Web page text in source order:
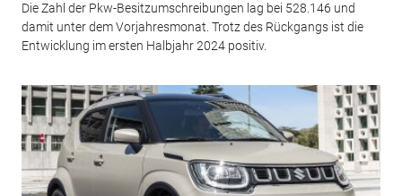
Die Zahl der Pkw-Besitzumschreibungen lag bei 528.146 und
damit unter dem Vorjahresmonat. Trotz des Rückgangs ist die
Entwicklung im ersten Halbjahr 2024 positiv.